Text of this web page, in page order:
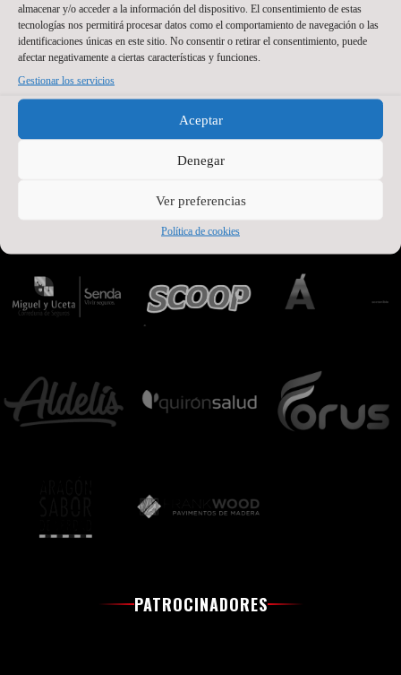
almacenar y/o acceder a la información del dispositivo. El consentimiento de estas
tecnologías nos permitirá procesar datos como el comportamiento de navegación o las
identificaciones únicas en este sitio. No consentir o retirar el consentimiento, puede
afectar negativamente a ciertas características y funciones.
Gestionar los servicios
Aceptar
Denegar
Ver preferencias
Política de cookies
PATROCINADORES OFICIALES PREMIUM
PATROCINADORES